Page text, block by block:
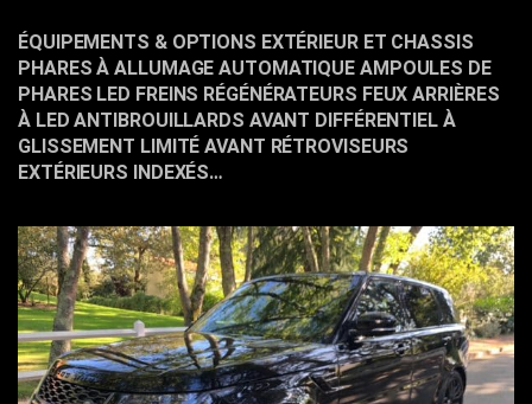
ÉQUIPEMENTS & OPTIONS EXTÉRIEUR ET CHASSIS
PHARES À ALLUMAGE AUTOMATIQUE AMPOULES DE
PHARES LED FREINS RÉGÉNÉRATEURS FEUX ARRIÈRES
À LED ANTIBROUILLARDS AVANT DIFFÉRENTIEL À
GLISSEMENT LIMITÉ AVANT RÉTROVISEURS
EXTÉRIEURS INDEXÉS…